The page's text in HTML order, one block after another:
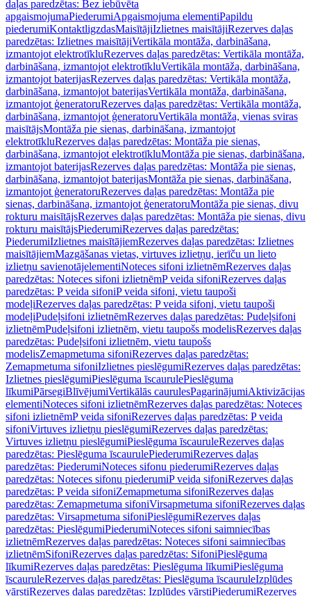
daļas paredzētas: Bez iebūvēta
apgaismojumaPiederumiApgaismojuma elementiPapildu
piederumiKontaktligzdasMaisītājiIzlietnes maisītājiRezerves daļas
paredzētas: Izlietnes maisītājiVertikāla montāža, darbināšana,
izmantojot elektrotīkluRezerves daļas paredzētas: Vertikāla montāža,
darbināšana, izmantojot elektrotīkluVertikāla montāža, darbināšana,
izmantojot baterijasRezerves daļas paredzētas: Vertikāla montāža,
darbināšana, izmantojot baterijasVertikāla montāža, darbināšana,
izmantojot ģeneratoruRezerves daļas paredzētas: Vertikāla montāža,
darbināšana, izmantojot ģeneratoruVertikāla montāža, vienas sviras
maisītājsMontāža pie sienas, darbināšana, izmantojot
elektrotīkluRezerves daļas paredzētas: Montāža pie sienas,
darbināšana, izmantojot elektrotīkluMontāža pie sienas, darbināšana,
izmantojot baterijasRezerves daļas paredzētas: Montāža pie sienas,
darbināšana, izmantojot baterijasMontāža pie sienas, darbināšana,
izmantojot ģeneratoruRezerves daļas paredzētas: Montāža pie
sienas, darbināšana, izmantojot ģeneratoruMontāža pie sienas, divu
rokturu maisītājsRezerves daļas paredzētas: Montāža pie sienas, divu
rokturu maisītājsPiederumiRezerves daļas paredzētas:
PiederumiIzlietnes maisītājiemRezerves daļas paredzētas: Izlietnes
maisītājiemMazgāšanas vietas, virtuves izlietņu, ierīču un lieto
izlietņu savienotājelementiNoteces sifoni izlietnēmRezerves daļas
paredzētas: Noteces sifoni izlietnēmP veida sifoniRezerves daļas
paredzētas: P veida sifoniP veida sifoni, vietu taupoši
modeļiRezerves daļas paredzētas: P veida sifoni, vietu taupoši
modeļiPudeļsifoni izlietnēmRezerves daļas paredzētas: Pudeļsifoni
izlietnēmPudeļsifoni izlietnēm, vietu taupošs modelisRezerves daļas
paredzētas: Pudeļsifoni izlietnēm, vietu taupošs
modelisZemapmetuma sifoniRezerves daļas paredzētas:
Zemapmetuma sifoniIzlietnes pieslēgumiRezerves daļas paredzētas:
Izlietnes pieslēgumiPieslēguma īscaurulePieslēguma
līkumiPārsegiBlīvējumiVertikālās caurulesPagarinājumiAktivizācijas
elementiNoteces sifoni izlietnēmRezerves daļas paredzētas: Noteces
sifoni izlietnēmP veida sifoniRezerves daļas paredzētas: P veida
sifoniVirtuves izlietņu pieslēgumiRezerves daļas paredzētas:
Virtuves izlietņu pieslēgumiPieslēguma īscauruleRezerves daļas
paredzētas: Pieslēguma īscaurulePiederumiRezerves daļas
paredzētas: PiederumiNoteces sifonu piederumiRezerves daļas
paredzētas: Noteces sifonu piederumiP veida sifoniRezerves daļas
paredzētas: P veida sifoniZemapmetuma sifoniRezerves daļas
paredzētas: Zemapmetuma sifoniVirsapmetuma sifoniRezerves daļas
paredzētas: Virsapmetuma sifoniPieslēgumiRezerves daļas
paredzētas: PieslēgumiPiederumiNoteces sifoni saimniecības
izlietnēmRezerves daļas paredzētas: Noteces sifoni saimniecības
izlietnēmSifoniRezerves daļas paredzētas: SifoniPieslēguma
līkumiRezerves daļas paredzētas: Pieslēguma līkumiPieslēguma
īscauruleRezerves daļas paredzētas: Pieslēguma īscauruleIzplūdes
vārstiRezerves daļas paredzētas: Izplūdes vārstiPiederumiRezerves